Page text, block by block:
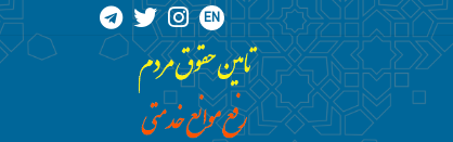
EN